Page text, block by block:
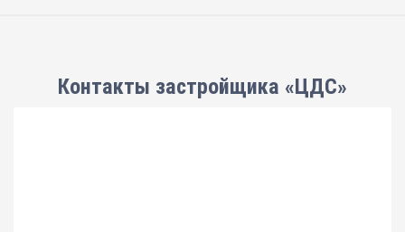
Контакты застройщика «ЦДС»